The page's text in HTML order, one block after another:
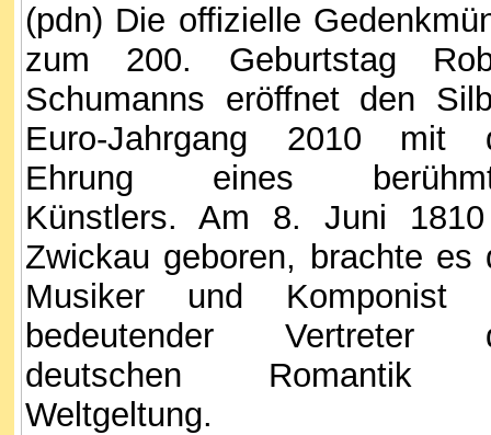
(pdn) Die offizielle
zum 200. Geburtstag
Schumanns eröffnet den
Euro-Jahrgang 2010 mit
Ehrung eines
Künstlers. Am 8. Juni
Zwickau geboren, brachte es
Musiker und Komponist
bedeutender Vertreter
deutschen Romantik
Weltgeltung.